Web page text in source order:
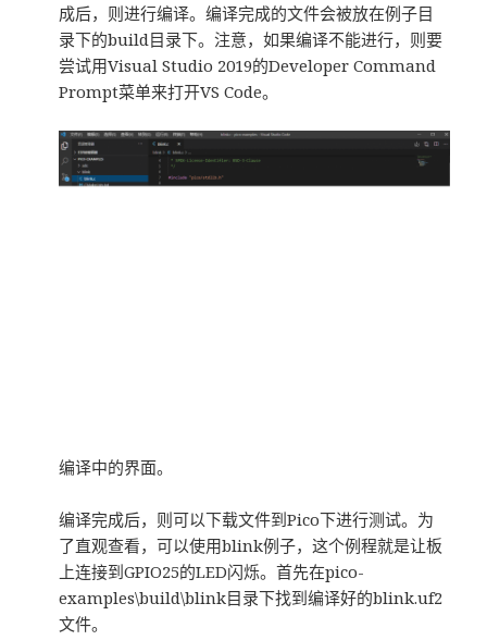
成后，则进行编译。编译完成的文件会被放在例子目
录下的build目录下。注意，如果编译不能进行，则要
尝试用Visual Studio 2019的Developer Command
Prompt菜单来打开VS Code。
编译中的界面。
编译完成后，则可以下载文件到Pico下进行测试。为
了直观查看，可以使用blink例子，这个例程就是让板
上连接到GPIO25的LED闪烁。首先在pico-
examples\build\blink目录下找到编译好的blink.uf2
文件。